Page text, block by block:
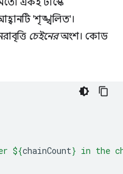
একই টাস্কে
'শৃঙ্খলিত'।
চেইনেরঅংশ। কোড
${chainCount} in the